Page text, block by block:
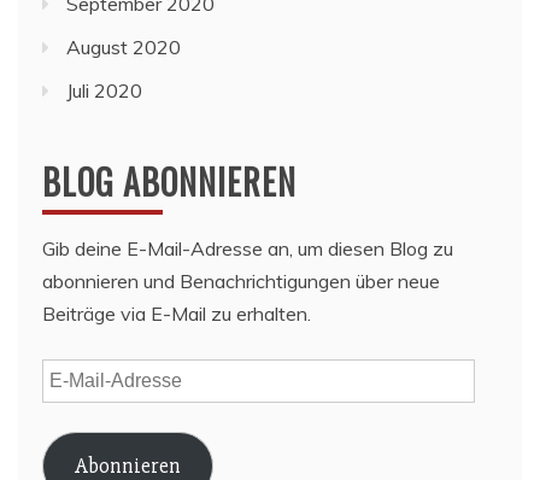
August 2020
Juli 2020
BLOG ABONNIEREN
Gib deine E-Mail-Adresse an, um diesen Blog zu
abonnieren und Benachrichtigungen über neue
Beiträge via E-Mail zu erhalten.
E-
Mail-
Adresse
Abonnieren